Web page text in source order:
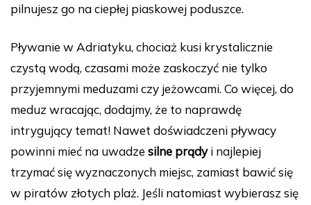
pilnujesz go na ciepłej piaskowej poduszce.
Pływanie w Adriatyku, chociaż kusi krystalicznie
czystą wodą, czasami może zaskoczyć nie tylko
przyjemnymi meduzami czy jeżowcami. Co więcej, do
meduz wracając, dodajmy, że to naprawdę
intrygujący temat! Nawet doświadczeni pływacy
powinni mieć na uwadze silne prądyi najlepiej
trzymać się wyznaczonych miejsc, zamiast bawić się
w piratów złotych plaż. Jeśli natomiast wybierasz się